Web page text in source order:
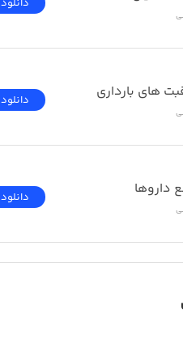
های بارداری دانلود
داروها دانلود